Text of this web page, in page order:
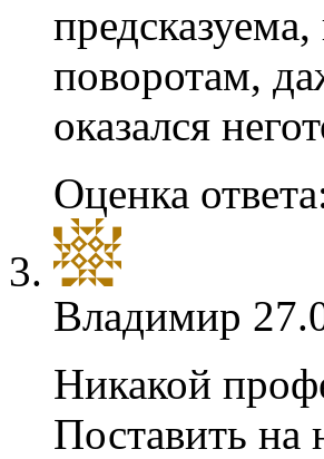
поворотам,
оказался
Оценка
Владимир
Никакой
Поставить на